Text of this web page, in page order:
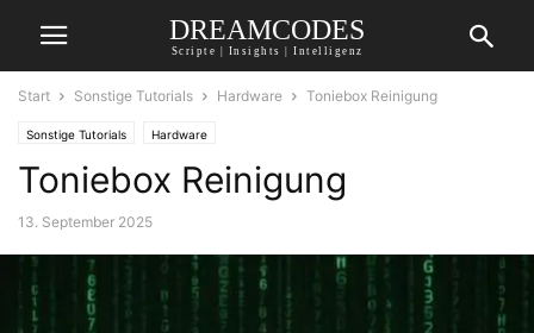
DREAMCODES
Scripte | Insights | Intelligenz
Start Sonstige Tutorials Hardware Toniebox Reinigung
Sonstige Tutorials Hardware
Toniebox Reinigung
13. September 2025